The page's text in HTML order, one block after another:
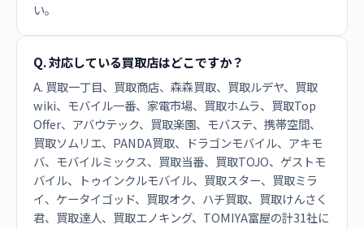
い。
Q. 対応している買取店はどこですか？
A. 買取一丁目、買取商店、森森買取、買取ルデヤ、買取
wiki、モバイル一番、家電市場、買取ホムラ、買取Top
Offer、アバウテック、買取楽園、モバステ、携帯空間、
買取ソムリエ、PANDA買取、ドラゴンモバイル、アキモ
バ、モバイルミックス、買取当番、買取TOJO、ゲストモ
バイル、トゥインクルモバイル、買取スター、買取ミラ
イ、ケータイゴッド、買取オク、ハチ買取、買取けんさく
君、買取達人、買取エノキング、TOMIYA富屋の計31社に